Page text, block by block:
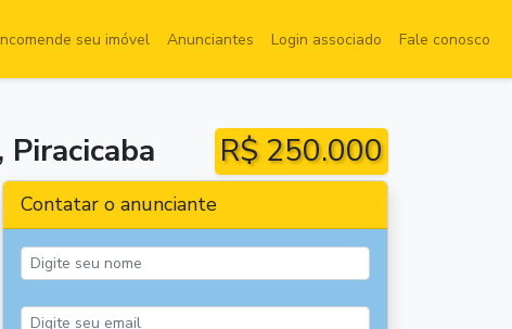
seu imóvel Anunciantes Login associado Fale conosco
R$ 250.000
Contatar o anunciante